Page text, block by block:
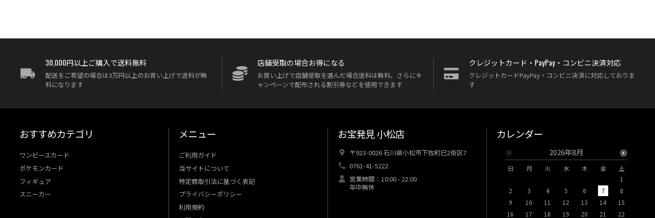
30,000円以上ご購入で送料無料
配送をご希望の場合は3万円以上のお買い上げで送料が無
料になります
店舗受取の場合お得になる
お買い上げで店舗受取を選んだ場合送料は無料。さらにキ
ャンペーンで配布される割引券などを使用できます
クレジットカード・PayPay・コンビニ決済対応
クレジットカードPayPay・コンビニ決済に対応しておりま
す
おすすめカテゴリ
ワンピースカード
ポケモンカード
フィギュア
スニーカー
メニュー
ご利用ガイド
当サイトについて
特定商取引法に基づく表記
プライバシーポリシー
利用規約
お宝発見 小松店
〒923-0026 石川県小松市下牧町巳2街区7
0761-41-5222
営業時間：10:00 - 22:00
年中無休
カレンダー
2026年8月
日 月 火 水 木 金
土
1
2
3 4 5 6 7
8
9
10 11 12 13 14
15
16
17 18 19 20 21 22